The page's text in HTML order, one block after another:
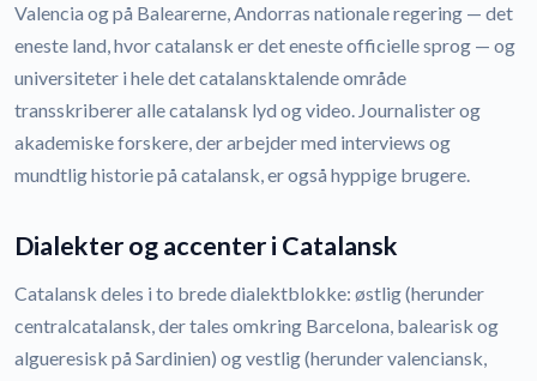
Valencia og på Balearerne, Andorras nationale regering — det
eneste land, hvor catalansk er det eneste officielle sprog — og
universiteter i hele det catalansktalende område
transskriberer alle catalansk lyd og video. Journalister og
akademiske forskere, der arbejder med interviews og
mundtlig historie på catalansk, er også hyppige brugere.
Dialekter og accenter i Catalansk
Catalansk deles i to brede dialektblokke: østlig (herunder
centralcatalansk, der tales omkring Barcelona, balearisk og
algueresisk på Sardinien) og vestlig (herunder valenciansk,